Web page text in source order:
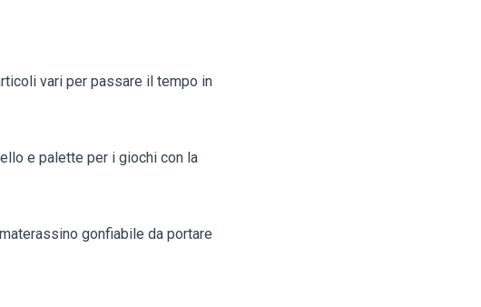
vari per passare il tempo in
e palette per i giochi con la
gonfiabile da portare